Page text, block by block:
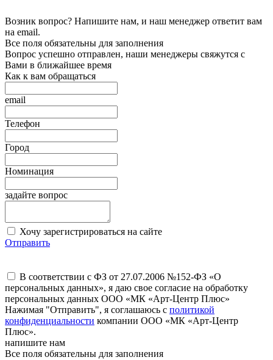
Возник вопрос? Напишите нам, и наш менеджер ответит вам
на email.
Все поля обязательны для заполнения
Вопрос успешно отправлен, наши менеджеры свяжутся с
Вами в ближайшее время
Как к вам обращаться
email
Телефон
Город
Номинация
задайте вопрос
Хочу зарегистрироваться на сайте
Отправить
В соответствии с ФЗ от 27.07.2006 №152-ФЗ «О
персональных данных», я даю свое согласие на обработку
персональных данных ООО «МК «Арт-Центр Плюс»
Нажимая "Отправить", я соглашаюсь с политикой
конфиденциальности компании ООО «МК «Арт-Центр
Плюс».
напишите нам
Все поля обязательны для заполнения